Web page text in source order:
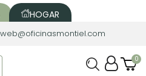
HOGAR
web@oficinasmontiel.com